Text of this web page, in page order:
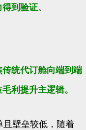
得到验证。
统代订舱向端到端
利提升主逻辑。
且壁垒较低，随着